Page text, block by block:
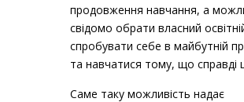
продовження навчання, а
свідомо обрати власний
спробувати себе в майбутній
та навчатися тому, що справді
Саме таку можливість надає